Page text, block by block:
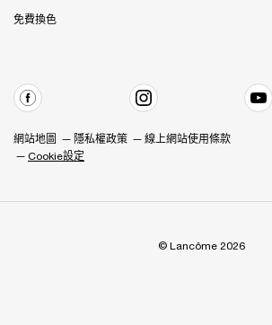
免費換色
網站地圖 隱私權政策
線上網站使用條款
Cookie設定
© Lancôme 2026